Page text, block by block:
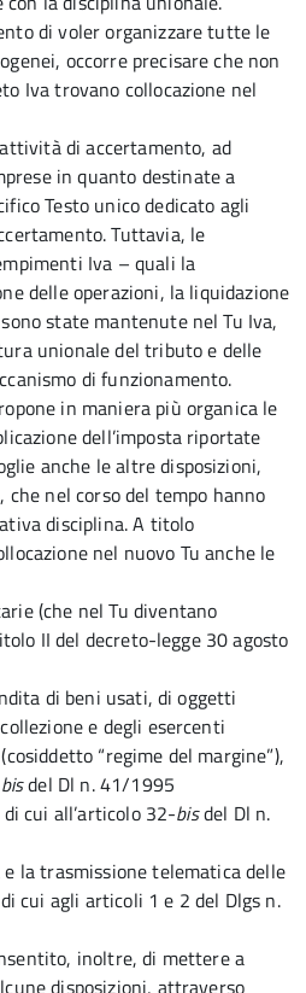
di voler organizzare tutte le
occorre precisare che non
Iva trovano collocazione nel
di accertamento, ad
in quanto destinate a
Testo unico dedicato agli
Tuttavia, le
Iva – quali la
delle operazioni, la liquidazione
state mantenute nel Tu Iva,
unionale del tributo e delle
di funzionamento.
in maniera più organica le
dell’imposta riportate
anche le altre disposizioni,
nel corso del tempo hanno
disciplina. A titolo
nel nuovo Tu anche le
(che nel Tu diventano
II del decreto-legge 30 agosto
di beni usati, di oggetti
e degli esercenti
“regime del margine”),
bisdel Dl n. 41/1995
di cui all’articolo 32-bisdel Dl n.
la trasmissione telematica delle
cui agli articoli 1 e 2 del Dlgs n.
inoltre, di mettere a
disposizioni, attraverso